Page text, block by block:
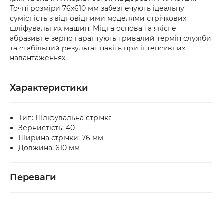
оформіть акт разом із працівником служби
доставки.
Точні розміри 76х610 мм забезпечують ідеальну
сумісність з відповідними моделями стрічкових
шліфувальних машин. Міцна основа та якісне
абразивне зерно гарантують тривалий термін служби
та стабільний результат навіть при інтенсивних
навантаженнях.
Характеристики
Тип: Шліфувальна стрічка
Зернистість: 40
Ширина стрічки: 76 мм
Довжина: 610 мм
Переваги